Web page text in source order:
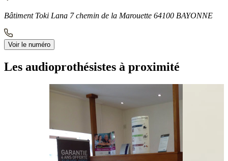
Bâtiment Toki Lana 7 chemin de la Marouette 64100 BAYONNE
Voir le numéro
Les audioprothésistes à proximité